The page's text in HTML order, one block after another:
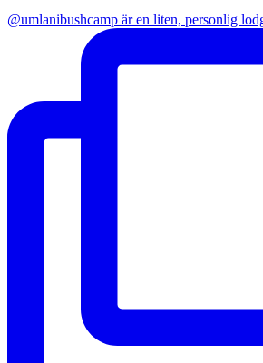
@umlanibushcamp är en liten, personlig